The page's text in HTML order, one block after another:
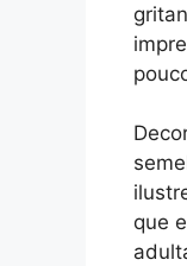
que